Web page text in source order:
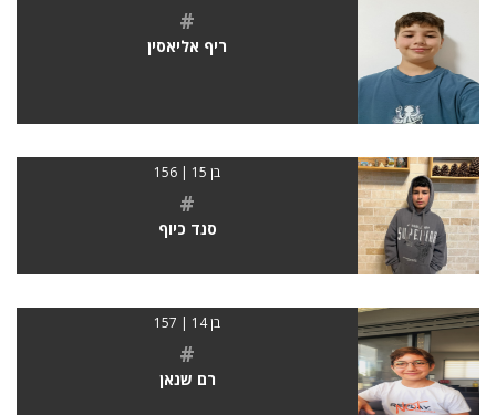
#
ריף אליאסין
בן 15 | 156
#
סנד כיוף
בן 14 | 157
#
רם שנאן